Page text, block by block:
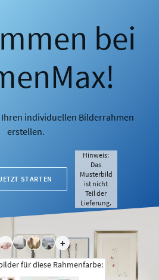
bei
Ihren individuellen Bilderrahmen
erstellen.
STARTEN
+
Hinweis:
Das
Musterbild
ist nicht
Teil der
Lieferung.
für diese Rahmenfarbe: